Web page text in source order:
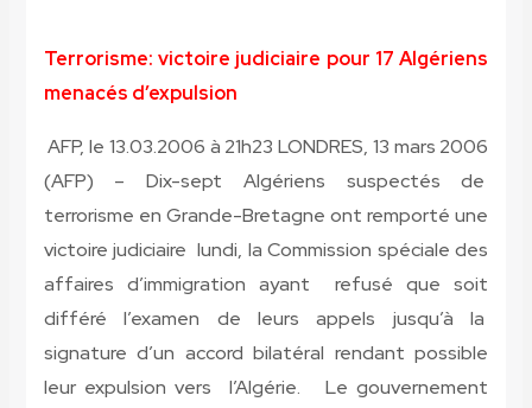
Terrorisme: victoire judiciaire pour 17 Algériens
menacés d’expulsion
AFP, le 13.03.2006 à 21h23 LONDRES, 13 mars 2006
(AFP) – Dix-sept Algériens suspectés de
terrorisme en Grande-Bretagne ont remporté une
victoire judiciaire lundi, la Commission spéciale des
affaires d’immigration ayant refusé que soit
différé l’examen de leurs appels jusqu’à la
signature d’un accord bilatéral rendant possible
leur expulsion vers l’Algérie. Le gouvernement